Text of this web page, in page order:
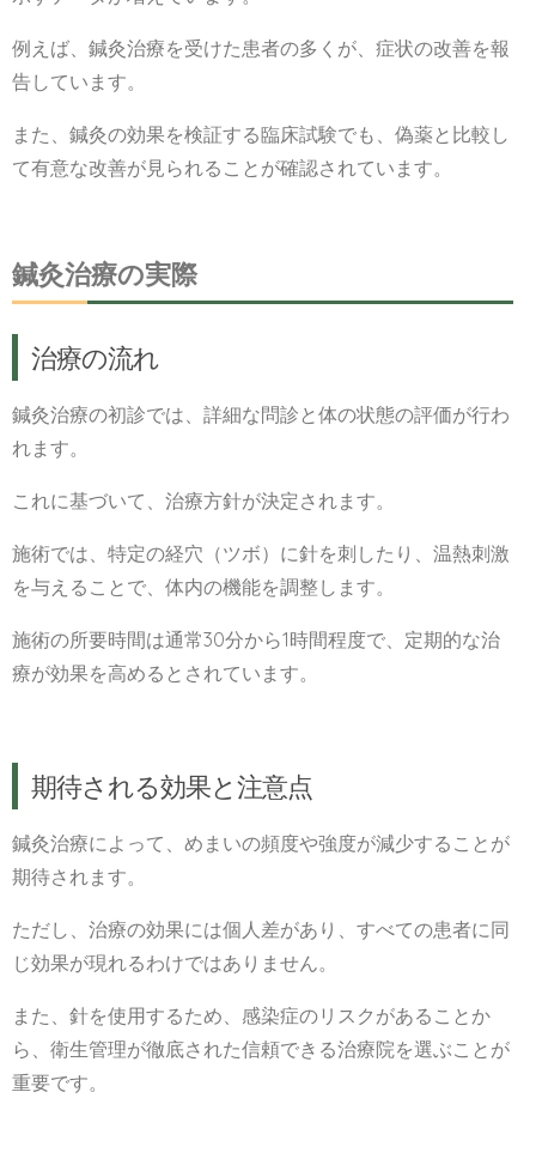
例えば、鍼灸治療を受けた患者の多くが、症状の改善を報
告しています。
また、鍼灸の効果を検証する臨床試験でも、偽薬と比較し
て有意な改善が見られることが確認されています。
鍼灸治療の実際
治療の流れ
鍼灸治療の初診では、詳細な問診と体の状態の評価が行わ
れます。
これに基づいて、治療方針が決定されます。
施術では、特定の経穴（ツボ）に針を刺したり、温熱刺激
を与えることで、体内の機能を調整します。
施術の所要時間は通常30分から1時間程度で、定期的な治
療が効果を高めるとされています。
期待される効果と注意点
鍼灸治療によって、めまいの頻度や強度が減少することが
期待されます。
ただし、治療の効果には個人差があり、すべての患者に同
じ効果が現れるわけではありません。
また、針を使用するため、感染症のリスクがあることか
ら、衛生管理が徹底された信頼できる治療院を選ぶことが
重要です。